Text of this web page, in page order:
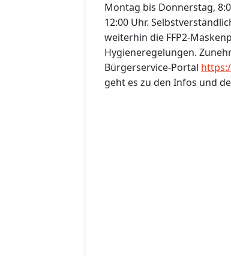
Montag bis Donnerstag,
12:00 Uhr.
weiterhin die FFP2-
Hygieneregelungen.
Bürgerservice-Portal
geht es zu den Infos und